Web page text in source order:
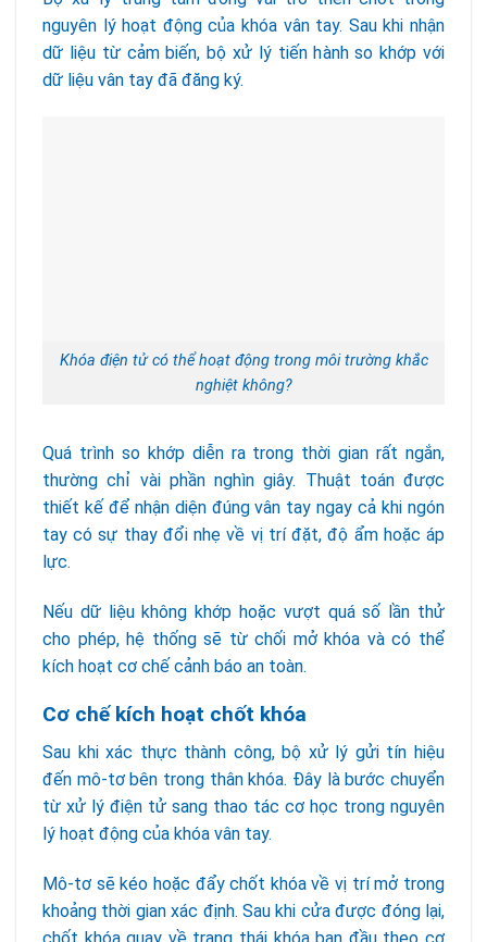
nguyên lý hoạt động của khóa vân tay. Sau khi nhận
dữ liệu từ cảm biến, bộ xử lý tiến hành so khớp với
dữ liệu vân tay đã đăng ký.
Khóa điện tử có thể hoạt động trong môi trường khắc
nghiệt không?
Quá trình so khớp diễn ra trong thời gian rất ngắn,
thường chỉ vài phần nghìn giây. Thuật toán được
thiết kế để nhận diện đúng vân tay ngay cả khi ngón
tay có sự thay đổi nhẹ về vị trí đặt, độ ẩm hoặc áp
lực.
Nếu dữ liệu không khớp hoặc vượt quá số lần thử
cho phép, hệ thống sẽ từ chối mở khóa và có thể
kích hoạt cơ chế cảnh báo an toàn.
Cơ chế kích hoạt chốt khóa
Sau khi xác thực thành công, bộ xử lý gửi tín hiệu
đến mô-tơ bên trong thân khóa. Đây là bước chuyển
từ xử lý điện tử sang thao tác cơ học trong nguyên
lý hoạt động của khóa vân tay.
Mô-tơ sẽ kéo hoặc đẩy chốt khóa về vị trí mở trong
khoảng thời gian xác định. Sau khi cửa được đóng lại,